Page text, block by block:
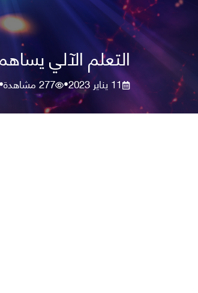
التعلم الآلي
11 يناير 2023 •
277مشاهدة•